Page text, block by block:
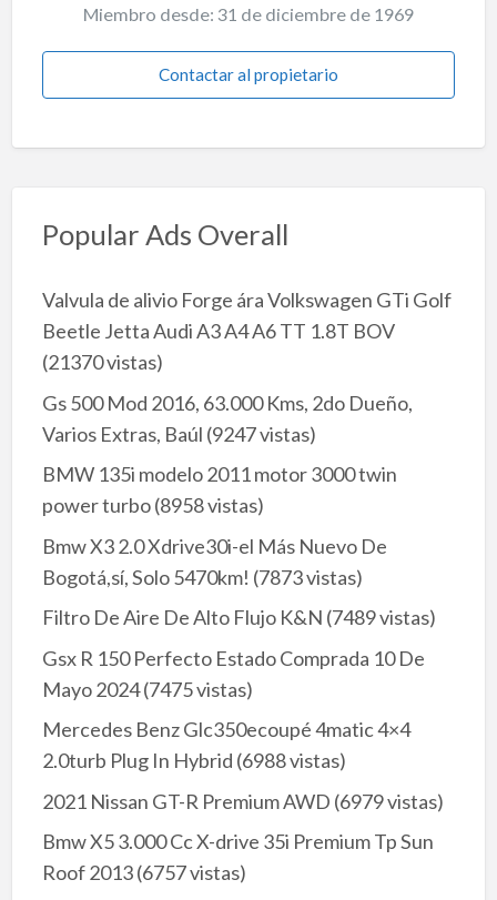
Miembro desde: 31 de diciembre de 1969
Contactar al propietario
Popular Ads Overall
Valvula de alivio Forge ára Volkswagen GTi Golf
Beetle Jetta Audi A3 A4 A6 TT 1.8T BOV
(21370 vistas)
Gs 500 Mod 2016, 63.000 Kms, 2do Dueño,
Varios Extras, Baúl (9247 vistas)
BMW 135i modelo 2011 motor 3000 twin
power turbo(8958 vistas)
Bmw X3 2.0 Xdrive30i-el Más Nuevo De
Bogotá,sí, Solo 5470km! (7873 vistas)
Filtro De Aire De Alto Flujo K&N (7489 vistas)
Gsx R 150 Perfecto Estado Comprada 10 De
Mayo 2024(7475 vistas)
Mercedes Benz Glc350ecoupé 4matic 4×4
2.0turb Plug In Hybrid (6988 vistas)
2021 Nissan GT-R Premium AWD (6979 vistas)
Bmw X5 3.000 Cc X-drive 35i Premium Tp Sun
Roof 2013(6757 vistas)